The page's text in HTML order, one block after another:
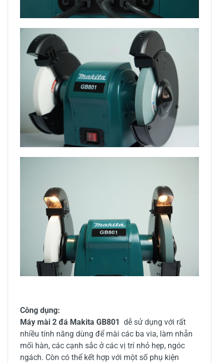
Công dụng:
Máy mài 2 đá Makita GB801 dễ sử dụng với rất
nhiều tính năng dùng để mài các ba via, làm nhẵn
mối hàn, các cạnh sắc ở các vị trí nhỏ hẹp, ngóc
ngách. Còn có thể kết hợp với một số phụ kiện